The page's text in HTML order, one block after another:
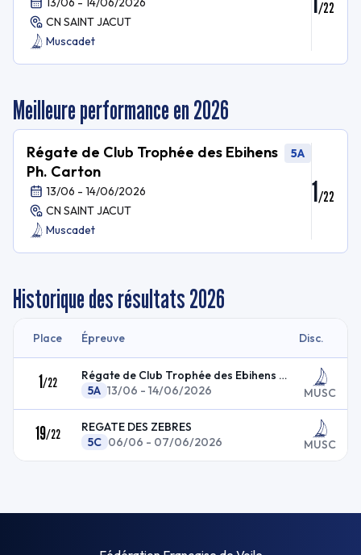
CN SAINT JACUT
Muscadet
/22
Meilleure performance en 2026
Régate de Club Trophée des Ebihens
Ph. Carton
5A
13/06 - 14/06/2026
CN SAINT JACUT
Muscadet
1/22
Historique des résultats2026
Place Épreuve Disc.
1/22
Régate de Club Trophée des Ebihens Ph. Carton
5A 13/06 - 14/06/2026 MUSC
19/22
REGATE DES ZEBRES
5C 06/06 - 07/06/2026 MUSC